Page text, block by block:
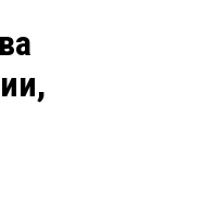
Рейтинги
Блоги